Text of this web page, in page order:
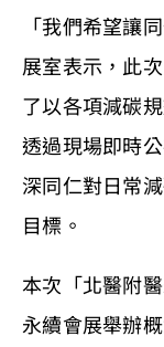
「我們希望讓
展室表示，此
了以各項減碳
透過現場即時
深同仁對日常
目標。
本次「北醫附
永續會展舉辦